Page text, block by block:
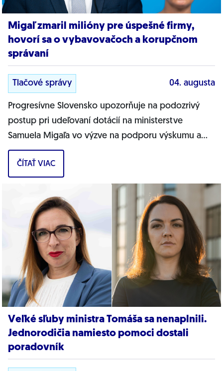
Migaľ zmaril milióny pre úspešné firmy,
hovorí sa o vybavovačoch a korupčnom
správaní
Tlačové správy 04. augusta
Progresívne Slovensko upozorňuje na podozrivý
postup pri udeľovaní dotácií na ministerstve
Samuela Migaľa vo výzve na podporu výskumu a
vývoja v oblasti digitálnej transformácie...
ČÍTAŤ VIAC
Veľké sľuby ministra Tomáša sa nenaplnili.
Jednorodičia namiesto pomoci dostali
poradovník